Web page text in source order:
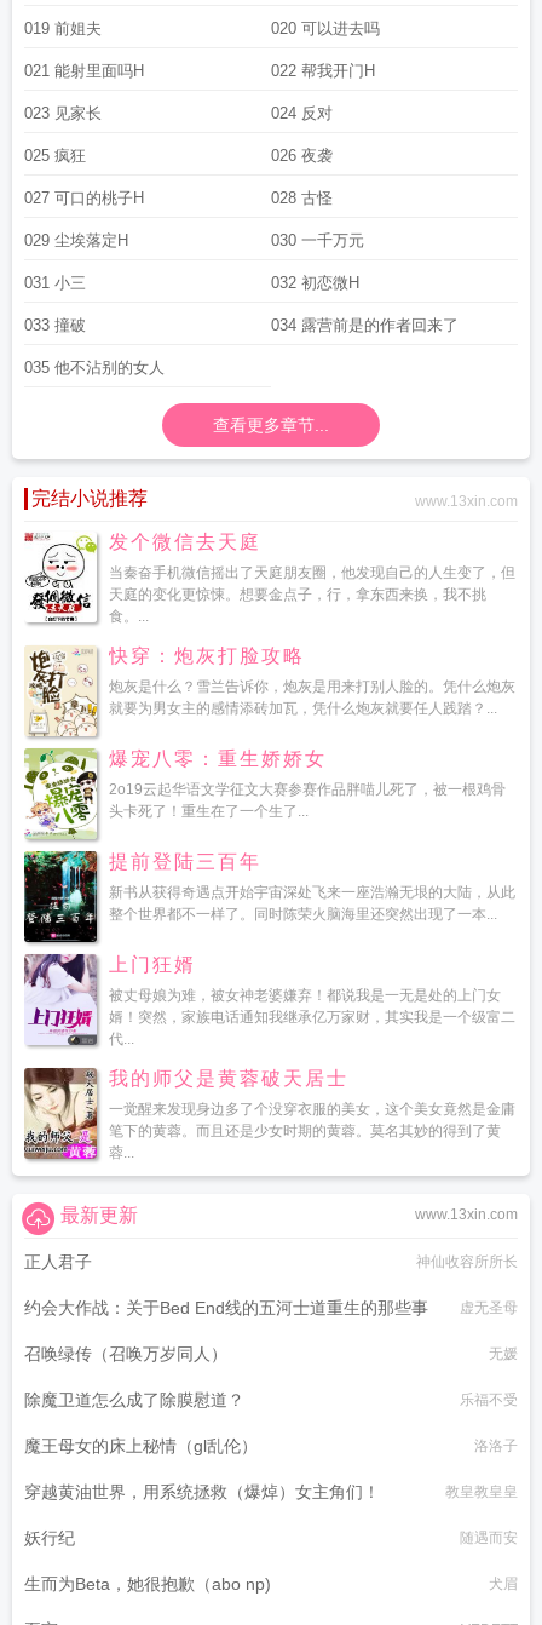
019 前姐夫 020 可以进去吗
021 能射里面吗H 022 帮我开门H
023 见家长 024 反对
025 疯狂 026 夜袭
027 可口的桃子H 028 古怪
029 尘埃落定H 030 一千万元
031 小三 032 初恋微H
033 撞破 034 露营前是的作者回来了
035 他不沾别的女人
查看更多章节...
完结小说推荐 www.13xin.com
发个微信去天庭
当秦奋手机微信摇出了天庭朋友圈，他发现自己的人生变了，但
天庭的变化更惊悚。想要金点子，行，拿东西来换，我不挑
食。...
快穿：炮灰打脸攻略
炮灰是什么？雪兰告诉你，炮灰是用来打别人脸的。凭什么炮灰
就要为男女主的感情添砖加瓦，凭什么炮灰就要任人践踏？...
爆宠八零：重生娇娇女
2o19云起华语文学征文大赛参赛作品胖喵儿死了，被一根鸡骨
头卡死了！重生在了一个生了...
提前登陆三百年
新书从获得奇遇点开始宇宙深处飞来一座浩瀚无垠的大陆，从此
整个世界都不一样了。同时陈荣火脑海里还突然出现了一本...
上门狂婿
被丈母娘为难，被女神老婆嫌弃！都说我是一无是处的上门女
婿！突然，家族电话通知我继承亿万家财，其实我是一个级富二
代...
我的师父是黄蓉破天居士
一觉醒来发现身边多了个没穿衣服的美女，这个美女竟然是金庸
笔下的黄蓉。而且还是少女时期的黄蓉。莫名其妙的得到了黄
蓉...
www.13xin.com
最新更新
正人君子 神仙收容所所长
约会大作战：关于Bed End线的五河士道重生的那些事 虚无圣母
召唤绿传（召唤万岁同人） 无媛
除魔卫道怎么成了除膜慰道？ 乐福不受
魔王母女的床上秘情（gl乱伦） 洛洛子
穿越黄油世界，用系统拯救（爆焯）女主角们！ 教皇教皇皇
妖行纪 随遇而安
生而为Beta，她很抱歉（abo np) 犬眉